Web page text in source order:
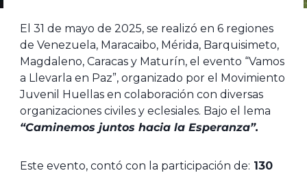
El 31 de mayo de 2025, se realizó en 6 regiones
de Venezuela, Maracaibo, Mérida, Barquisimeto,
Magdaleno, Caracas y Maturín, el evento “Vamos
a Llevarla en Paz”, organizado por el Movimiento
Juvenil Huellas en colaboración con diversas
organizaciones civiles y eclesiales. Bajo el lema
“Caminemos juntos hacia la Esperanza”.
Este evento, contó con la participación de: 130